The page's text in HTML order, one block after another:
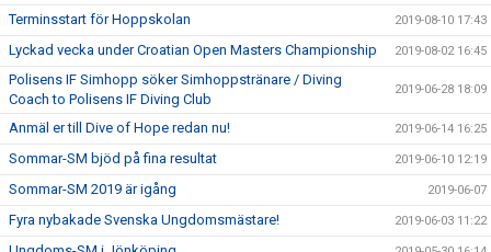
Terminsstart för Hoppskolan 2019-08-10 17:43
Lyckad vecka under Croatian Open Masters Championship 2019-08-02 16:45
Polisens IF Simhopp söker Simhoppstränare / Diving
Coach to Polisens IF Diving Club
2019-06-28 18:09
Anmäl er till Dive of Hope redan nu! 2019-06-14 16:25
Sommar-SM bjöd på fina resultat 2019-06-10 12:19
Sommar-SM 2019 är igång 2019-06-07
Fyra nybakade Svenska Ungdomsmästare! 2019-06-03 11:22